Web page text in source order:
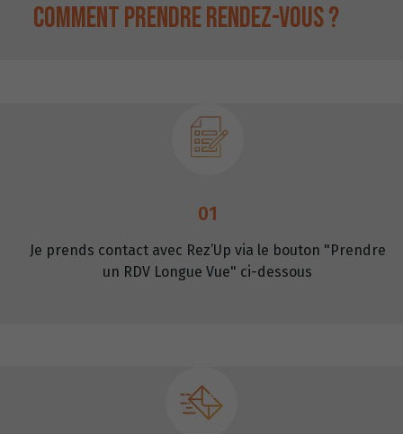
COMMENT PRENDRE RENDEZ-VOUS ?
01
Je prends contact avec Rez’Up via le bouton "Prendre
un RDV Longue Vue" ci-dessous